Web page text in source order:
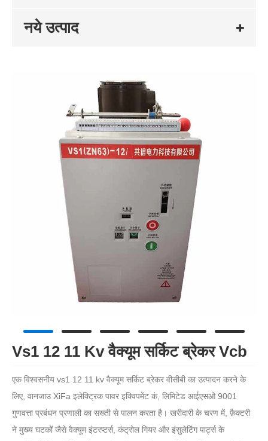
नये उत्पाद
Vs1 12 11 Kv वैक्यूम सर्किट ब्रेकर Vcb
एक विश्वसनीय vs1 12 11 kv वैक्यूम सर्किट ब्रेकर वीसीबी का उत्पादन करने के
लिए, वानजाउ XiFa इलेक्ट्रिक पावर इक्विपमेंट कं, लिमिटेड आईएसओ 9001
गुणवत्ता प्रबंधन प्रणाली का सख्ती से पालन करता है। खरीदारी के चरण में, फ़ैक्टरी
ने मुख्य घटकों जैसे वैक्यूम इंटरप्टर्स, कंट्रोल गियर और इंसुलेटिंग पार्ट्स के